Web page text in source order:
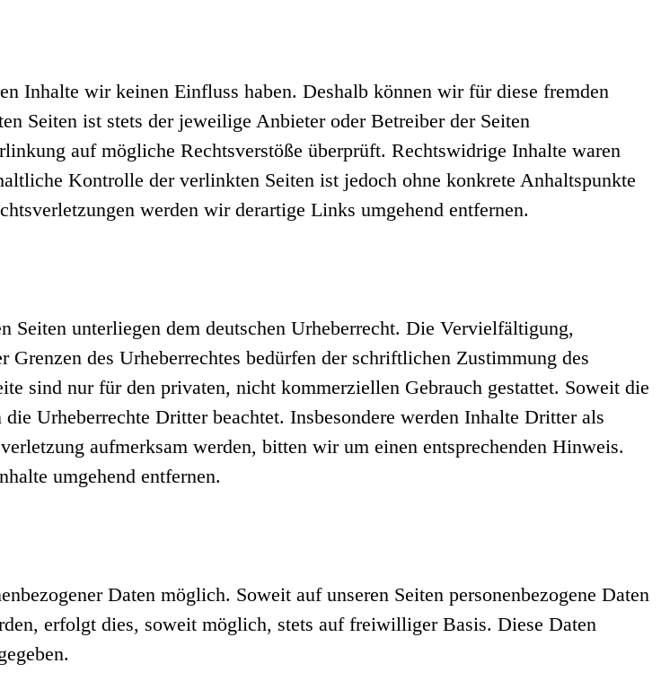
Inhalte wir keinen Einfluss haben. Deshalb können wir für diese fremden
Seiten ist stets der jeweilige Anbieter oder Betreiber der Seiten
auf mögliche Rechtsverstöße überprüft. Rechtswidrige Inhalte waren
Kontrolle der verlinkten Seiten ist jedoch ohne konkrete Anhaltspunkte
werden wir derartige Links umgehend entfernen.
Seiten unterliegen dem deutschen Urheberrecht. Die Vervielfältigung,
des Urheberrechtes bedürfen der schriftlichen Zustimmung des
sind nur für den privaten, nicht kommerziellen Gebrauch gestattet. Soweit die
Urheberrechte Dritter beachtet. Insbesondere werden Inhalte Dritter als
aufmerksam werden, bitten wir um einen entsprechenden Hinweis.
umgehend entfernen.
Daten möglich. Soweit auf unseren Seiten personenbezogene Daten
erfolgt dies, soweit möglich, stets auf freiwilliger Basis. Diese Daten